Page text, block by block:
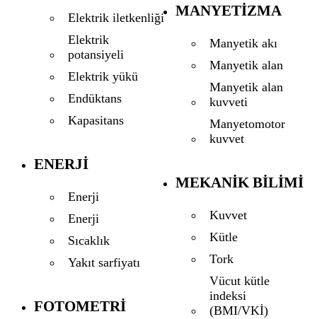
Elektrik iletkenliği
Elektrik
potansiyeli
Elektrik yükü
Endüktans
Kapasitans
ENERJI
Enerji
Enerji
Sıcaklık
Yakıt sarfiyatı
FOTOMETRI
MANYETIZMA
Manyetik akı
Manyetik alan
Manyetik alan
kuvveti
Manyetomotor
kuvvet
MEKANIK BILIMI
Kuvvet
Kütle
Tork
Vücut kütle
indeksi
(BMI/VKİ)